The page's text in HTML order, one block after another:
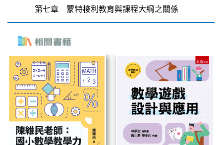
第七章 蒙特梭利教育與課程大綱之關係